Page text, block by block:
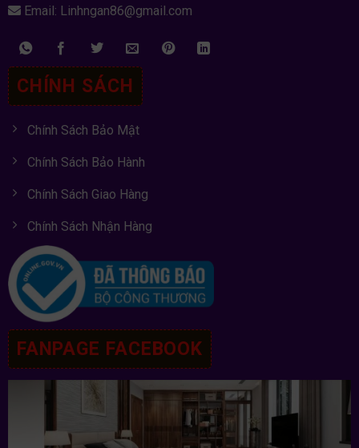
Email: Linhngan86@gmail.com
CHÍNH SÁCH
Chính Sách Bảo Mật
Chính Sách Bảo Hành
Chính Sách Giao Hàng
Chính Sách Nhận Hàng
FANPAGE FACEBOOK